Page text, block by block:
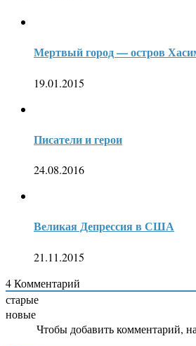
Мертвый город — остров
19.01.2015
Писатели и герои
24.08.2016
Великая Депрессия в США
21.11.2015
4Комментарий
старые
новые
Чтобы добавить комментарий,